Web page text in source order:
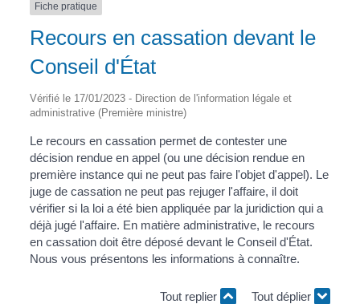
Fiche pratique
Recours en cassation devant le
Conseil d'État
Vérifié le 17/01/2023 - Direction de l'information légale et
administrative (Première ministre)
Le recours en cassation permet de contester une
décision rendue en appel (ou une décision rendue en
première instance qui ne peut pas faire l'objet d'appel). Le
juge de cassation ne peut pas rejuger l'affaire, il doit
vérifier si la loi a été bien appliquée par la juridiction qui a
déjà jugé l'affaire. En matière administrative, le recours
en cassation doit être déposé devant le Conseil d'État.
Nous vous présentons les informations à connaître.
Tout replier Tout déplier